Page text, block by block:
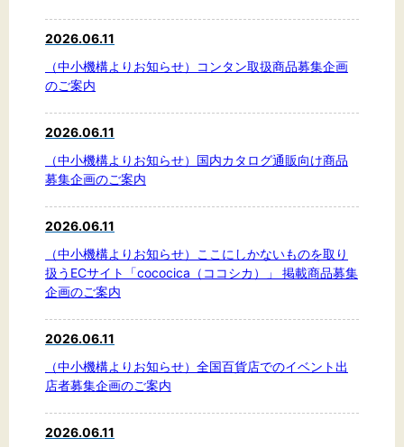
2026.06.11
（中小機構よりお知らせ）コンタン取扱商品募集企画
のご案内
2026.06.11
（中小機構よりお知らせ）国内カタログ通販向け商品
募集企画のご案内
2026.06.11
（中小機構よりお知らせ）ここにしかないものを取り
扱うECサイト「cococica（ココシカ）」 掲載商品募集
企画のご案内
2026.06.11
（中小機構よりお知らせ）全国百貨店でのイベント出
店者募集企画のご案内
2026.06.11